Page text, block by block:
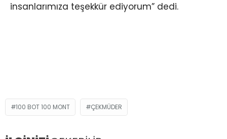
insanlarımıza teşekkür ediyorum” dedi.
100 BOT 100 MONT ÇEKMÜDER